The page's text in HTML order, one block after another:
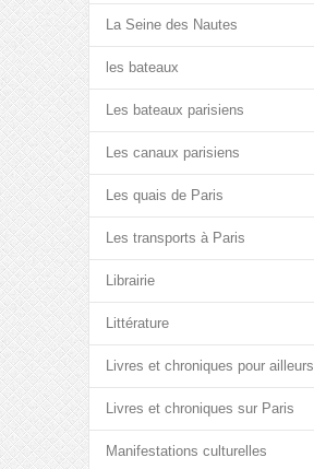
La Seine des Nautes
les bateaux
Les bateaux parisiens
Les canaux parisiens
Les quais de Paris
Les transports à Paris
Librairie
Littérature
Livres et chroniques pour ailleurs
Livres et chroniques sur Paris
Manifestations culturelles